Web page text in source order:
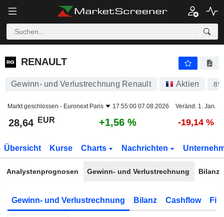
RENAULT
RENAULT
Gewinn- und Verlustrechnung Renault Aktien
Markt geschlossen - Euronext Paris 17:55:00 07.08.2026 Veränd. 1. Jan.
28,64 EUR +1,56 % -19,14 %
Übersicht Kurse Charts Nachrichten
Analystenprognosen Gewinn- und Verlustrechnung Bilanz
Gewinn- und Verlustrechnung Bilanz Cashflow